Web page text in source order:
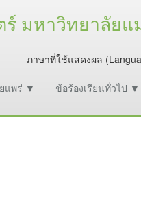
มหาวิทยาลัยแ
ภาษาที่ใช้แสดงผล
แพร่ ▼ ข้อร้องเรียนทั่วไป ▼